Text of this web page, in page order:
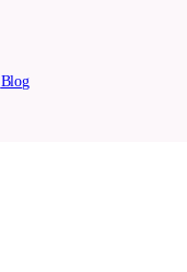
Blog